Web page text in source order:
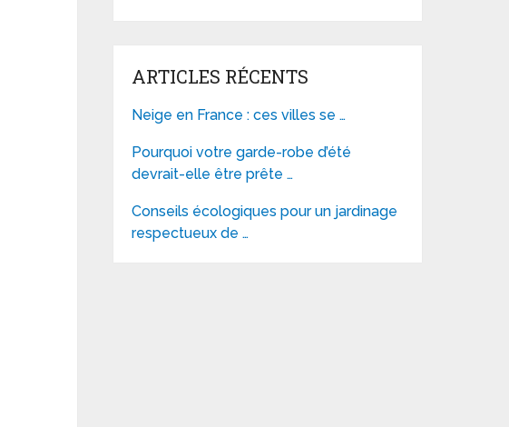
ARTICLES RÉCENTS
Neige en France : ces villes se …
Pourquoi votre garde-robe d’été
devrait-elle être prête …
Conseils écologiques pour un jardinage
respectueux de …